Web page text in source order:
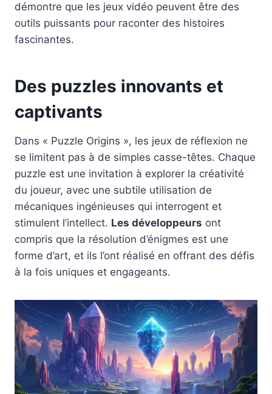
démontre que les jeux vidéo peuvent être des
outils puissants pour raconter des histoires
fascinantes.
Des puzzles innovants et
captivants
Dans « Puzzle Origins », les jeux de réflexion ne
se limitent pas à de simples casse-têtes. Chaque
puzzle est une invitation à explorer la créativité
du joueur, avec une subtile utilisation de
mécaniques ingénieuses qui interrogent et
stimulent l’intellect. Les développeurs ont
compris que la résolution d’énigmes est une
forme d’art, et ils l’ont réalisé en offrant des défis
à la fois uniques et engageants.